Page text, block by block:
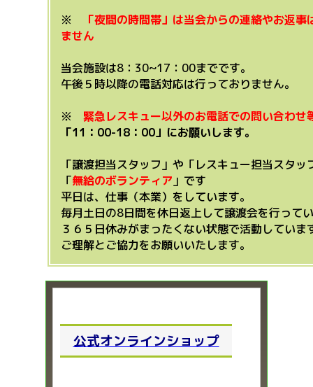
※ 「夜間の時間帯」は当会からの連絡やお返事
ません
当会施設は8：30~17：00までです。
午後５時以降の電話対応は行っておりません。
※ 緊急レスキュー以外のお電話での問い合わせ
「11：00-18：00」にお願いします。
「譲渡担当スタッフ」や「レスキュー担当スタッ
「無給のボランティア 」です
平日は、仕事（本業）をしています。
毎月土日の8日間を休日返上して譲渡会を行って
３６５日休みがまったくない状態で活動していま
ご理解とご協力をお願いいたします。
公式オンラインショップ